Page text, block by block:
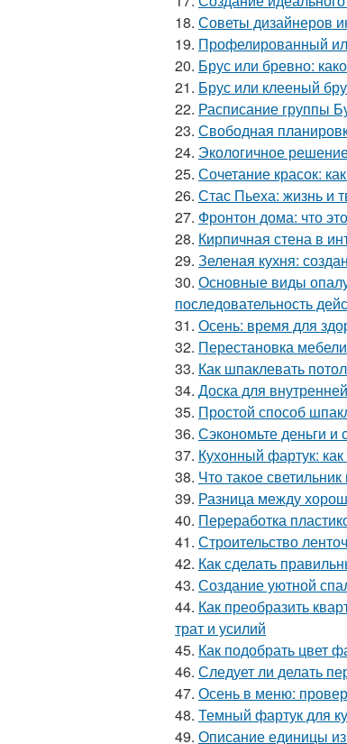
18. Советы дизайнеров
19. Профелированный
20. Брус или бревно:
21. Брус или клееный
22. Расписание группы
23. Свободная
24. Экологичное
25. Сочетание красок:
26. Стас Пьеха: жизнь и
27. Фронтон дома: что
28. Кирпичная стена в
29. Зеленая кухня:
30. Основные виды
последовательность
31. Осень: время для
32. Перестановка
33. Как шпаклевать
34. Доска для
35. Простой способ
36. Сэкономьте деньги и
37. Кухонный фартук:
38. Что такое
39. Разница между
40. Переработка
41. Строительство
42. Как сделать
43. Создание уютной
44. Как преобразить
трат и усилий
45. Как подобрать цвет
46. Следует ли делать
47. Осень в меню:
48. Темный фартук для
49. Описание единицы